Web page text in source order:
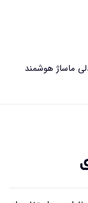
ماساژ هوشمند